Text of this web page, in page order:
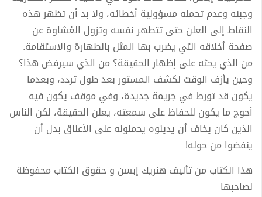
وجبنه وعدم تحمله مسؤولية أخطائه، ولا بد أن تظهر هذه
النقاط إلى العلن حتى تتطهر نفسه وتزول الغشاوة عن
صفحة أخلاقه التي يضرب بها المثل بالطهارة والاستقامة.
من الذي يحثه على إظهار الحقيقة؟ من الذي سيرفض هذا؟
وحين يأزف الوقت لكشف المستور بعد طول تردد، وبعدما
يكون قد تورط في جريمة جديدة، وفي موقف يكون فيه
أحوج ما يكون للحفاظ على سمعته، يعلن الحقيقة، لكن الناس
الذين كان يخاف أن يدينوه يحملونه على الأعناق بدل أن
ينفضوا من حوله!
هذا الكتاب من تأليف هنريك إبسن و حقوق الكتاب محفوظة
لصاحبها